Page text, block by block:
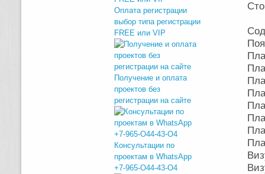
Оплата регистрации
выбор типа регистрации
FREE или VIP
Получение и оплата
проектов без
регистрации на сайте
Консультации по
проектам в WhatsApp
+7-965-O44-43-O4